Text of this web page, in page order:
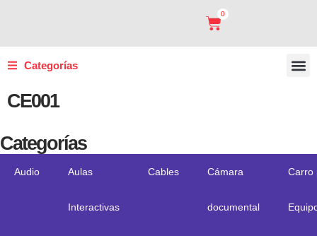
0
Categorías
CE001
Categorías
Audio Aulas
Interactivas
Cables Cámara
documental
Carro